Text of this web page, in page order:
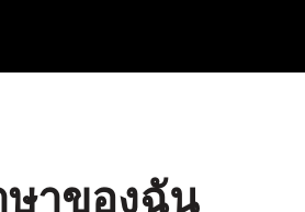
ษาของฉัน